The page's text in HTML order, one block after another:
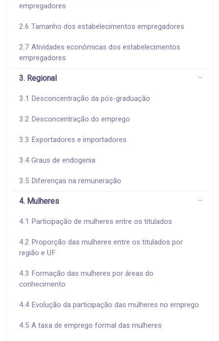
empregadores
2.6 Tamanho dos estabelecimentos empregadores
2.7 Atividades econômicas dos estabelecimentos
empregadores
3. Regional
3.1 Desconcentração da pós-graduação
3.2 Desconcentração do emprego
3.3 Exportadores e importadores
3.4 Graus de endogenia
3.5 Diferenças na remuneração
4. Mulheres
4.1 Participação de mulheres entre os titulados
4.2 Proporção das mulheres entre os titulados por
região e UF
4.3 Formação das mulheres por áreas do
conhecimento
4.4 Evolução da participação das mulheres no emprego
4.5 A taxa de emprego formal das mulheres